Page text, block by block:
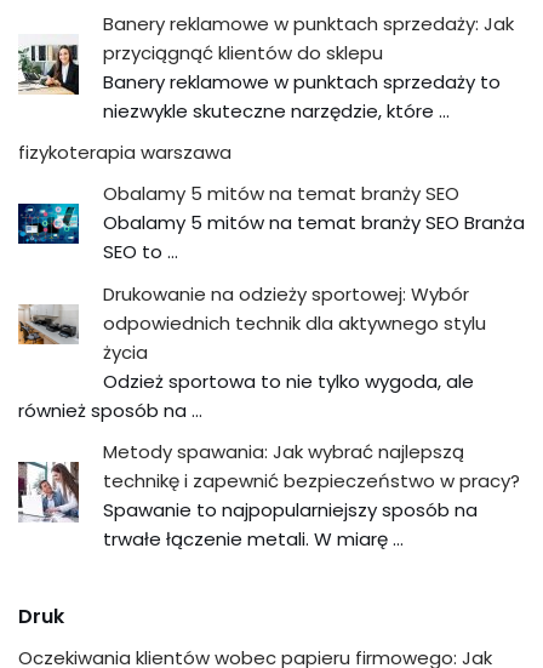
Banery reklamowe w punktach sprzedaży: Jak
przyciągnąć klientów do sklepu
Banery reklamowe w punktach sprzedaży to
niezwykle skuteczne narzędzie, które …
fizykoterapia warszawa
Obalamy 5 mitów na temat branży SEO
Obalamy 5 mitów na temat branży SEO Branża
SEO to …
Drukowanie na odzieży sportowej: Wybór
odpowiednich technik dla aktywnego stylu
życia
Odzież sportowa to nie tylko wygoda, ale
również sposób na …
Metody spawania: Jak wybrać najlepszą
technikę i zapewnić bezpieczeństwo w pracy?
Spawanie to najpopularniejszy sposób na
trwałe łączenie metali. W miarę …
Druk
Oczekiwania klientów wobec papieru firmowego: Jak